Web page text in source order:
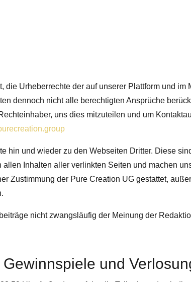
Urheberrechte der auf unserer Plattform und im
dennoch nicht alle berechtigten Ansprüche
uns dies mitzuteilen und um
hin und wieder zu den Webseiten Dritter. Diese
Inhal­ten aller verlink­ten Sei­ten und machen
Zustimmung der Pure Creation UG gestattet,
nicht zwangsläufig der Meinung der
und